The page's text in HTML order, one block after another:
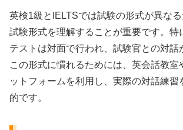
英検1級とIELTSでは試験の形式が異な
試験形式を理解することが重要です。特
テストは対面で行われ、試験官との対話
この形式に慣れるためには、英会話教室
ットフォームを利用し、実際の対話練習
的です。